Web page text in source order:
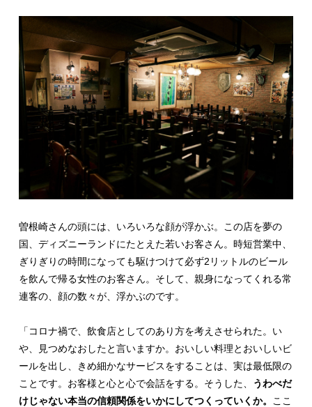
曽根崎さんの頭には、いろいろな顔が浮かぶ。この店を夢の
国、ディズニーランドにたとえた若いお客さん。時短営業中、
ぎりぎりの時間になっても駆けつけて必ず2リットルのビール
を飲んで帰る女性のお客さん。そして、親身になってくれる常
連客の、顔の数々が、浮かぶのです。
「コロナ禍で、飲食店としてのあり方を考えさせられた。い
や、見つめなおしたと言いますか。おいしい料理とおいしいビ
ールを出し、きめ細かなサービスをすることは、実は最低限の
ことです。お客様と心と心で会話をする。そうした、
うわべだ
けじゃない本当の信頼関係をいかにしてつくっていくか。
ここ